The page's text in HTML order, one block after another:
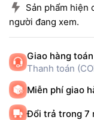
Sản phẩm hiện
người đang xem.
Giao hàng
Thanh toán
Miễn phí giao
Đổi trả trong 7